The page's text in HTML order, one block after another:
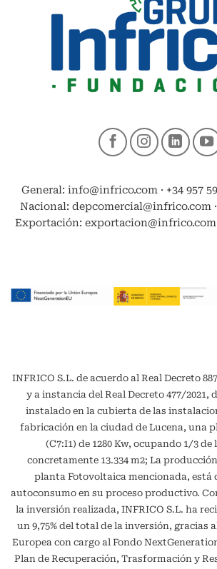
General: info@infrico.com · +34 957
Nacional: depcomercial@infrico.com ·
Exportación: exportacion@infrico.com
INFRICO S.L. de acuerdo al Real Decreto
y a instancia del Real Decreto 477/2021,
instalado en la cubierta de las
fabricación en la ciudad de Lucena, una
(C7:I1) de 1280 Kw, ocupando 1/3 de
concretamente 13.334 m2; La
planta Fotovoltaica mencionada, está
autoconsumo en su proceso productivo.
la inversión realizada, INFRICO S.L. ha
un 9,75% del total de la inversión, gracias
Europea con cargo al Fondo
Plan de Recuperación, Trasformación y